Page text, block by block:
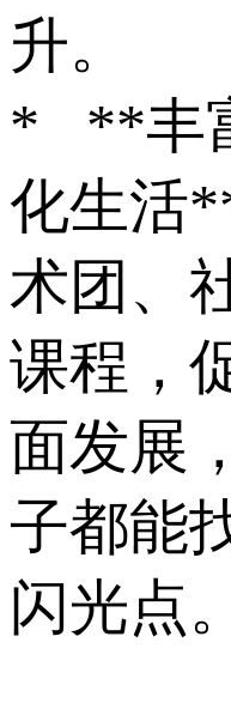
升。
* **丰
化生活
术团、
课程，
面发展
子都能
闪光点。